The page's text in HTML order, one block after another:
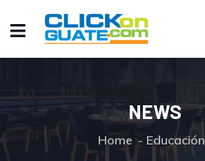
NEWS
Home Educación